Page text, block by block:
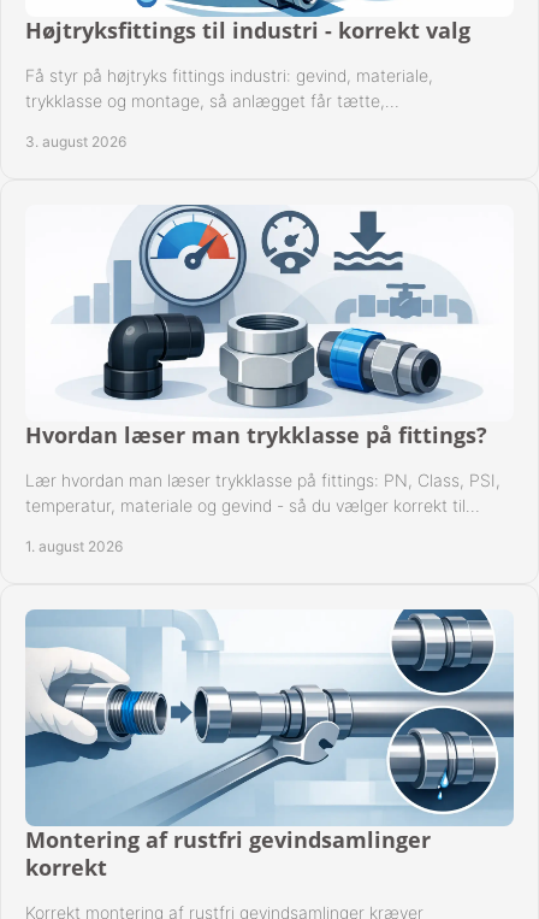
Højtryksfittings til industri - korrekt valg
Få styr på højtryks fittings industri: gevind, materiale,
trykklasse og montage, så anlægget får tætte,
3. august 2026
Hvordan læser man trykklasse på fittings?
Lær hvordan man læser trykklasse på fittings: PN, Class, PSI,
temperatur, materiale og gevind - så du vælger korrekt til
1. august 2026
Montering af rustfri gevindsamlinger
korrekt
Korrekt montering af rustfri gevindsamlinger kræver